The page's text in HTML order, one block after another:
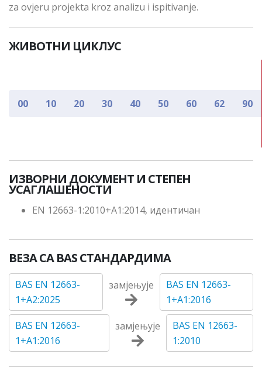
za ovjeru projekta kroz analizu i ispitivanje.
ЖИВОТНИ ЦИКЛУС
00 10 20 30 40 50 60 62 90
ИЗВОРНИ ДОКУМЕНТ И СТЕПЕН
УСАГЛАШЕНОСТИ
EN 12663-1:2010+A1:2014, идентичан
ВЕЗА СА BAS СТАНДАРДИМА
BAS EN 12663-
1+A2:2025
замјењује
BAS EN 12663-
1+A1:2016
BAS EN 12663-
1+A1:2016
замјењује
BAS EN 12663-
1:2010